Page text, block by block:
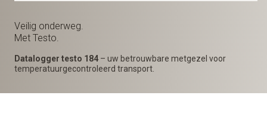
Veilig onderweg.
Met Testo.
Datalogger testo 184 – uw betrouwbare metgezel voor
temperatuurgecontroleerd transport.